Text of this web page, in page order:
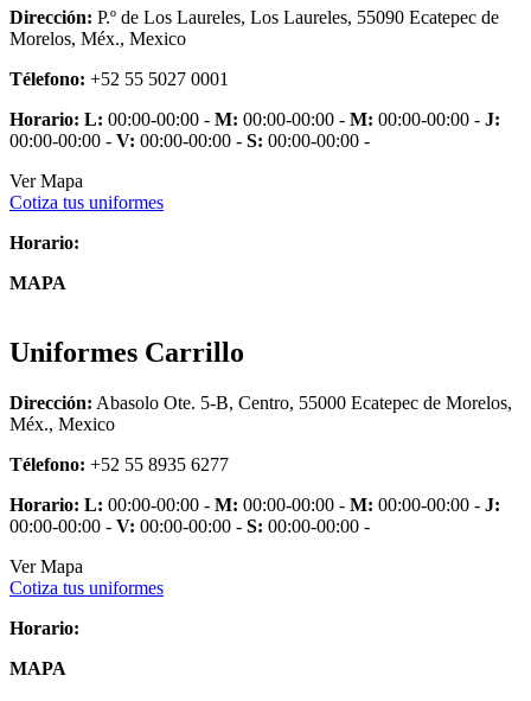
Dirección: P.º de Los Laureles, Los Laureles, 55090 Ecatepec de
Morelos, Méx., Mexico
Télefono: +52 55 5027 0001
Horario: L: 00:00-00:00 - M: 00:00-00:00 - M: 00:00-00:00 - J:
00:00-00:00 - V: 00:00-00:00 - S: 00:00-00:00 -
Ver Mapa
Cotiza tus uniformes
Horario:
MAPA
Uniformes Carrillo
Dirección: Abasolo Ote. 5-B, Centro, 55000 Ecatepec de Morelos,
Méx., Mexico
Télefono: +52 55 8935 6277
Horario: L: 00:00-00:00 - M: 00:00-00:00 - M: 00:00-00:00 - J:
00:00-00:00 - V: 00:00-00:00 - S: 00:00-00:00 -
Ver Mapa
Cotiza tus uniformes
Horario:
MAPA